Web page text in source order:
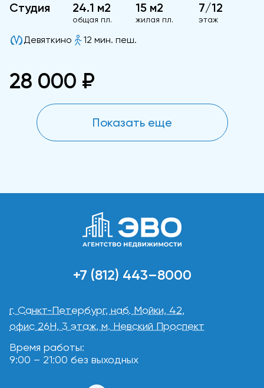
Студия
24.1 м2
общая пл.
15 м2
жилая пл.
7/12
этаж
Девяткино 12 мин. пеш.
28 000 ₽
Показать еще
+7 (812) 443–8000
г. Санкт-Петербург, наб. Мойки, 42,
офис 26Н, 3 этаж, м. Невский Проспект
Время работы:
9:00 – 21:00 без выходных